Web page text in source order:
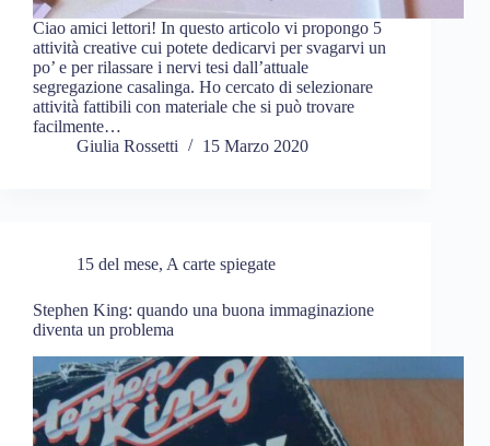
Ciao amici lettori! In questo articolo vi propongo 5
attività creative cui potete dedicarvi per svagarvi un
po’ e per rilassare i nervi tesi dall’attuale
segregazione casalinga. Ho cercato di selezionare
attività fattibili con materiale che si può trovare
facilmente…
Giulia Rossetti
15 Marzo 2020
15 del mese, A carte spiegate
Stephen King: quando una buona immaginazione
diventa un problema